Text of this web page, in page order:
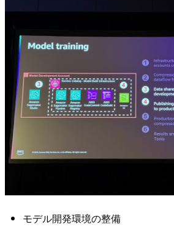
モデル開発環境の整備